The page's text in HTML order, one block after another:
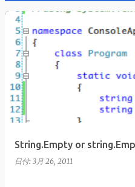
String.Empty or
日付: 3月 26, 2011